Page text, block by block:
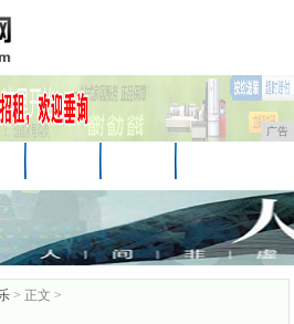
广告
> 正文 >